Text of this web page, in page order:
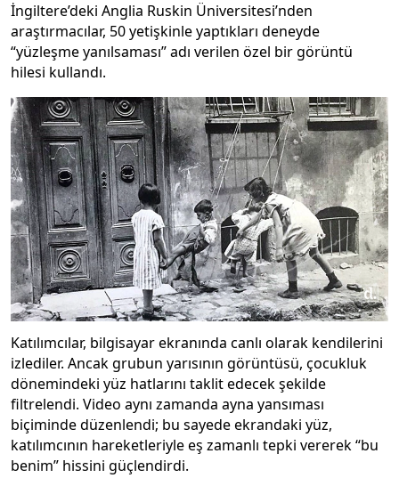
İngiltere’deki Anglia Ruskin Üniversitesi’nden
araştırmacılar, 50 yetişkinle yaptıkları deneyde
“yüzleşme yanılsaması” adı verilen özel bir görüntü
hilesi kullandı.
Katılımcılar, bilgisayar ekranında canlı olarak kendilerini
izlediler. Ancak grubun yarısının görüntüsü, çocukluk
dönemindeki yüz hatlarını taklit edecek şekilde
filtrelendi. Video aynı zamanda ayna yansıması
biçiminde düzenlendi; bu sayede ekrandaki yüz,
katılımcının hareketleriyle eş zamanlı tepki vererek “bu
benim” hissini güçlendirdi.